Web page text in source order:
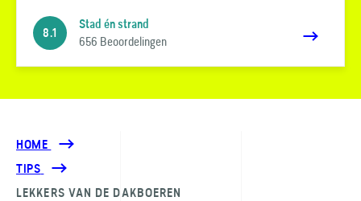
8.1
Stad én strand
656 Beoordelingen
HOME
TIPS
LEKKERS VAN DE DAKBOEREN